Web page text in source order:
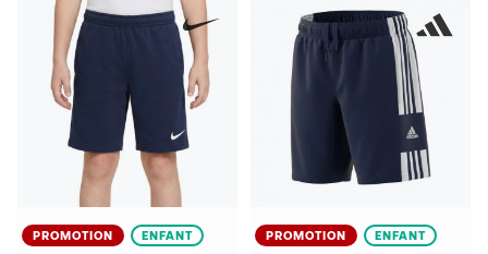
PROMOTION ENFANT PROMOTION ENFANT